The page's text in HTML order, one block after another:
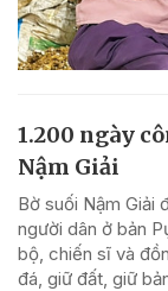
1.200 ngày
Nậm Giải
Bờ suối Nậm Giải
người dân ở bản
bộ, chiến sĩ và
đá, giữ đất, giữ